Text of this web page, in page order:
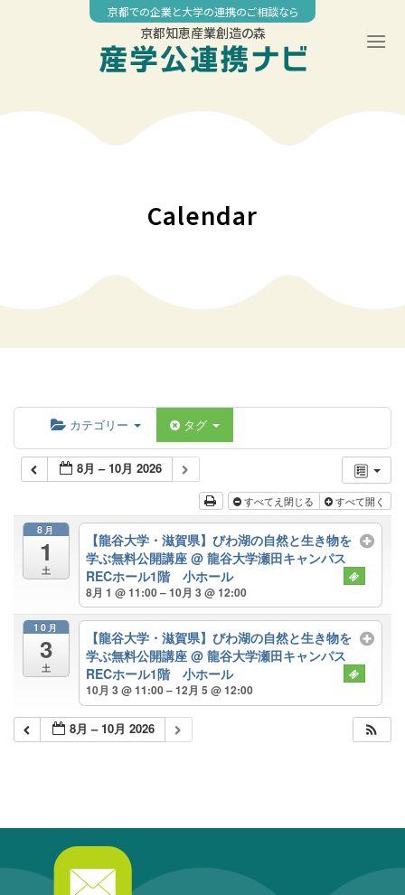
京都での企業と大学の連携のご相談なら
京都知恵産業創造の森
Calendar
カテゴリー タグ
8月 – 10月 2026
すべてえ閉じる すべて開く
8月
1
土
【龍谷大学・滋賀県】びわ湖の自然と生き物を
学ぶ無料公開講座@ 龍谷大学瀬田キャンパス
RECホール1階 小ホール
8月 1 @ 11:00 – 10月 3 @ 12:00
10月
3
土
【龍谷大学・滋賀県】びわ湖の自然と生き物を
学ぶ無料公開講座@ 龍谷大学瀬田キャンパス
RECホール1階 小ホール
10月 3 @ 11:00 – 12月 5 @ 12:00
8月 – 10月 2026